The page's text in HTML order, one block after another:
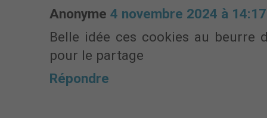
Anonyme 4 novembre 2024 à 14:17
Belle idée ces cookies au beurre
pour le partage
Répondre